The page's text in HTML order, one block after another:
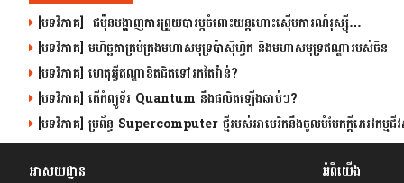
[បទវិភាគ] ជប៉ុនបង្ហាញការព្រួយបារម្ភចំពោះយន្តហោះស៊ើបការណ៍រុស្ស៊ី…
[បទវិភាគ] មហិច្ឆតាគ្រប់គ្រងមហាសមុទ្រប៉ាស៊ីហ្វិក និងមហាសមុទ្រឥណ្ឌារបស់ចិន
[បទវិភាគ] ហេតុអ្វីឥណ្ឌាខិតជិតទៅរកតៃវ៉ាន់?
[បទវិភាគ] តើកំព្យូទ័រ Quantum នឹងផលិតឡើងឆាប់ៗ?
[បទវិភាគ] ប្រព័ន្ធ Supercomputer ថ្មីរបស់អាមេរិកនឹងចូលបំបែកក្តីភេរវកម្មជីវ
អាសយដ្ឋាន អំពីយើង